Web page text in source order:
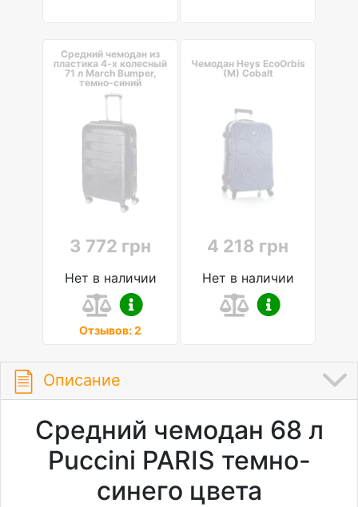
Средний чемодан из
пластика 4-х колесный
71 л March Bumper,
темно-синий
3 772 грн
Нет в наличии
Отзывов: 2
Чемодан Heys EcoOrbis
(M) Cobalt
4 218 грн
Нет в наличии
Описание
Средний чемодан 68 л
Puccini PARIS темно-
синего цвета